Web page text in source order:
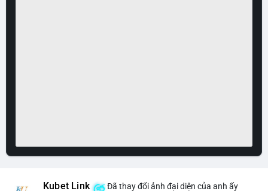
Kubet Link Đã thay đổi ảnh đại diện của anh ấy